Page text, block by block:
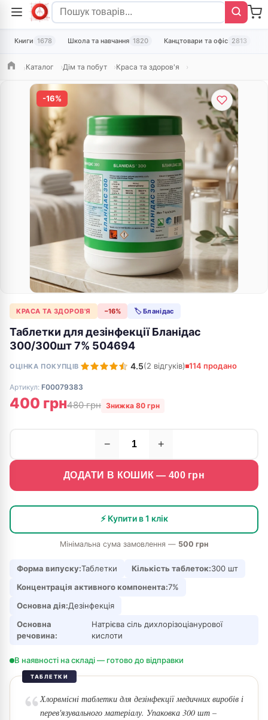
Книги 1678 Школа та навчання 1820 Канцтовари та офіс 2813
ГоловнаКаталог Дім та побут Краса та здоров'я
-16%
КРАСА ТА ЗДОРОВ'Я −16% 🏷 Бланідас
Таблетки для дезінфекції Бланідас
300/300шт 7% 504694
ОЦІНКА ПОКУПЦІВ 4.5(2 відгуків) 114 продано
Артикул: F00079383
400 грн480 грн Знижка 80 грн
− +
ДОДАТИ В КОШИК — 400грн
⚡ Купити в 1 клік
Мінімальна сума замовлення — 500 грн
Форма випуску:Таблетки Кількість таблеток:300 шт
Концентрація активного компонента:7%
Основна дія:Дезінфекція
Основна
речовина:
Натрієва сіль дихлорізоціанурової
кислоти
В наявності на складі — готово до відправки
ТАБЛЕТКИ
Хлорвмісні таблетки для дезінфекції медичних виробів і
перев'язувального матеріалу. Упаковка 300 шт –